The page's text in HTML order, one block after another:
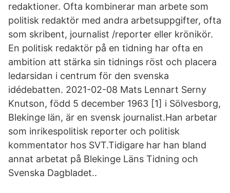
redaktioner. Ofta kombinerar man arbete som
politisk redaktör med andra arbetsuppgifter, ofta
som skribent, journalist /reporter eller krönikör.
En politisk redaktör på en tidning har ofta en
ambition att stärka sin tidnings röst och placera
ledarsidan i centrum för den svenska
idédebatten. 2021-02-08 Mats Lennart Serny
Knutson, född 5 december 1963 [1] i Sölvesborg,
Blekinge län, är en svensk journalist.Han arbetar
som inrikespolitisk reporter och politisk
kommentator hos SVT.Tidigare har han bland
annat arbetat på Blekinge Läns Tidning och
Svenska Dagbladet..